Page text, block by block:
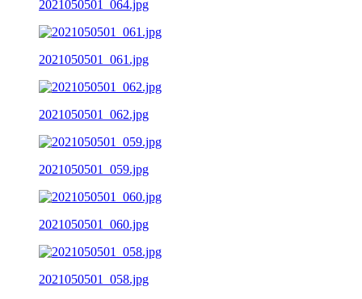
2021050501_064.jpg
2021050501_061.jpg
2021050501_062.jpg
2021050501_059.jpg
2021050501_060.jpg
2021050501_058.jpg